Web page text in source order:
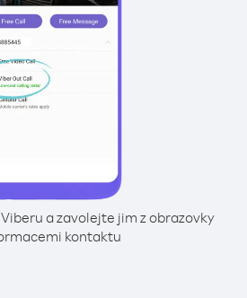
a zavolejte jim z obrazovky
kontaktu